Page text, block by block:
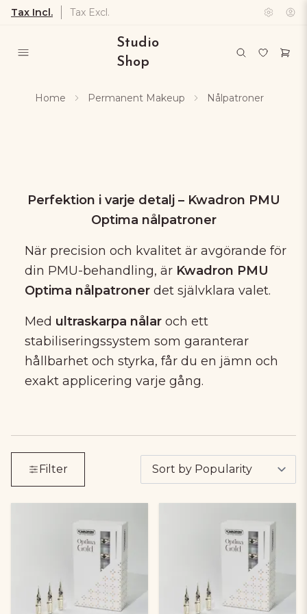
Tax Incl. Tax Excl.
Studio
Shop
Home Permanent Makeup Nålpatroner
Perfektion i varje detalj – Kwadron PMU
Optima nålpatroner
När precision och kvalitet är avgörande för
din PMU-behandling, är Kwadron PMU
Optima nålpatroner det självklara valet.
Med ultraskarpa nålar och ett
stabiliseringssystem som garanterar
hållbarhet och styrka, får du en jämn och
exakt applicering varje gång.
Filter
Filter by produkter. Klicka för att öppna
Tar bort alla aktiva filter och visar alla